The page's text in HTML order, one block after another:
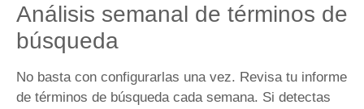
Análisis semanal de términos de
búsqueda
No basta con configurarlas una vez. Revisa tu informe
de términos de búsqueda cada semana. Si detectas